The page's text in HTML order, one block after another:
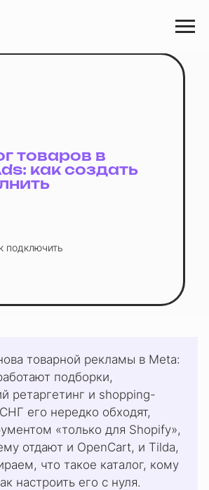
товаров в
как создать
подключить
товарной рекламы в Meta:
подборки,
ретаргетинг и shopping-
его нередко обходят,
«только для Shopify»,
отдают и OpenCart, и Tilda,
что такое каталог, кому
настроить его с нуля.